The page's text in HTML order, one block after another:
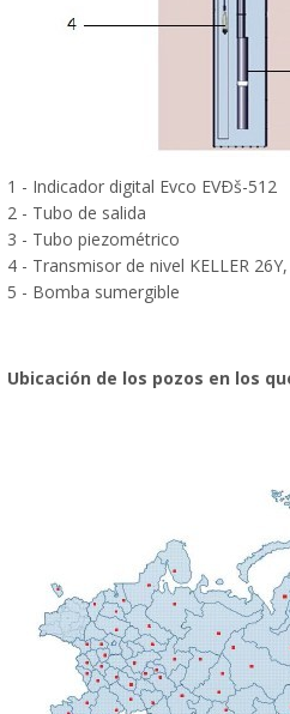
1 - Indicador digital Evco EVÐš-512
2 - Tubo de salida
3 - Tubo piezométrico
4 - Transmisor de nivel KELLER
5 - Bomba sumergible
Ubicación de los pozos en los